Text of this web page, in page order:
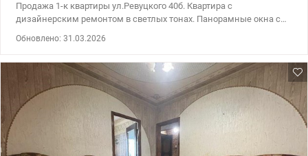
Продажа 1-к квартиры ул.Ревуцкого 40б. Квартира с
дизайнерским ремонтом в светлых тонах. Панорамные окна с
оОтдельная зона стирально-сушильной техники. Кухня со
встроенной техникой, качественным освещением и
мраморными акцентами. 044 200 10 80 valion.ua/1142371
Обновлено: 31.03.2026